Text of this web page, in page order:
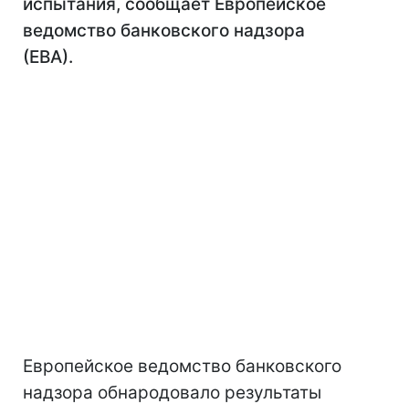
ведомство банковского надзора
(ЕВА).
Европейское ведомство банковского
надзора обнародовало результаты